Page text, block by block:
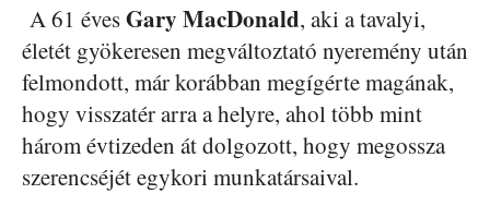
A 61 évesGary MacDonald, aki a tavalyi,
életét gyökeresen megváltoztató nyeremény után
felmondott, már korábban megígérte magának,
hogy visszatér arra a helyre, ahol több mint
három évtizeden át dolgozott, hogy megossza
szerencséjét egykori munkatársaival.